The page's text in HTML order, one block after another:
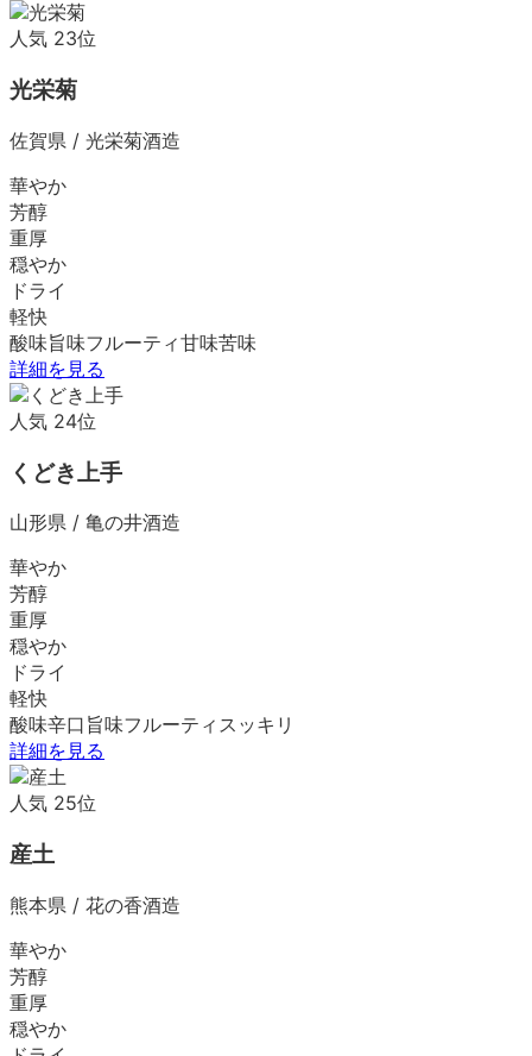
人気 23位
光栄菊
佐賀県 / 光栄菊酒造
華やか
芳醇
重厚
穏やか
ドライ
軽快
酸味旨味フルーティ甘味苦味
詳細を見る
人気 24位
くどき上手
山形県 / 亀の井酒造
華やか
芳醇
重厚
穏やか
ドライ
軽快
酸味辛口 旨味フルーティ スッキリ
詳細を見る
人気 25位
産土
熊本県 / 花の香酒造
華やか
芳醇
重厚
穏やか